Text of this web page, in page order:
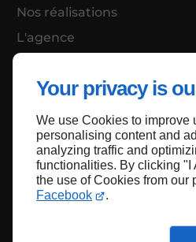
Your privacy is
We use Cookies to improve
personalising content and
analyzing traffic and
functionalities. By clicking "I
the use of Cookies from our
Facebook
.
Nos réalisations
L'agence
Haut de